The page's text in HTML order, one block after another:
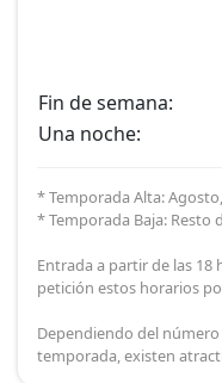
Fin de semana:
Una noche:
* Temporada Alta:
* Temporada Baja: Resto
Entrada a partir de las 18
petición estos horarios
Dependiendo del número
temporada, existen